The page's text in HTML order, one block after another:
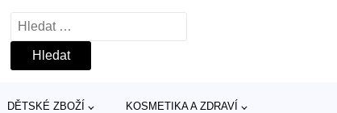
Vyhledávání
DĚTSKÉ ZBOŽÍ KOSMETIKA A ZDRAVÍ